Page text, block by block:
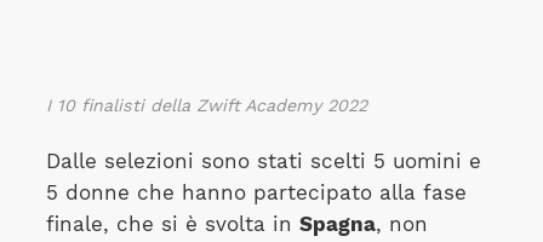
I 10 finalisti della Zwift Academy 2022
Dalle selezioni sono stati scelti 5 uomini e
5 donne che hanno partecipato alla fase
finale, che si è svolta in Spagna, non